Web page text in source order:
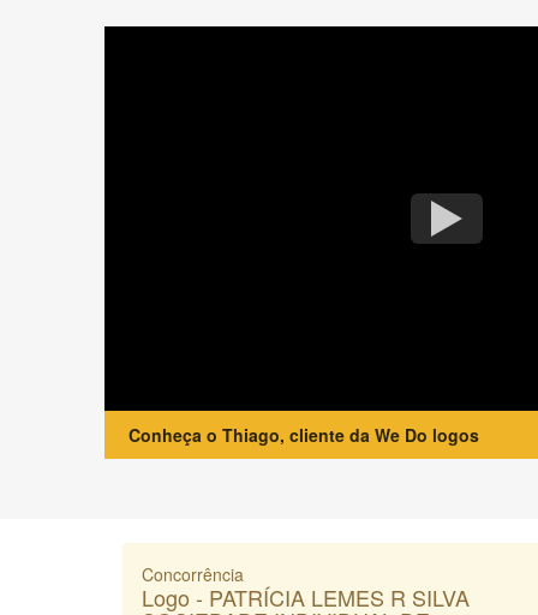
Conheça o Thiago, cliente da We Do logos
Concorrência
Logo - PATRÍCIA LEMES R SILVA